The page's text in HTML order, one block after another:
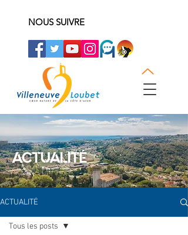
NOUS SUIVRE
ACTUALITÉ
ACTUALITÉ
Tous les posts